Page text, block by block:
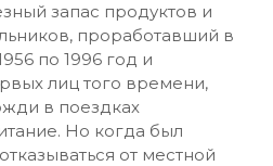
запас продуктов и
проработавший в
по 1996 год и
лиц того времени,
в поездках
Но когда был
от местной